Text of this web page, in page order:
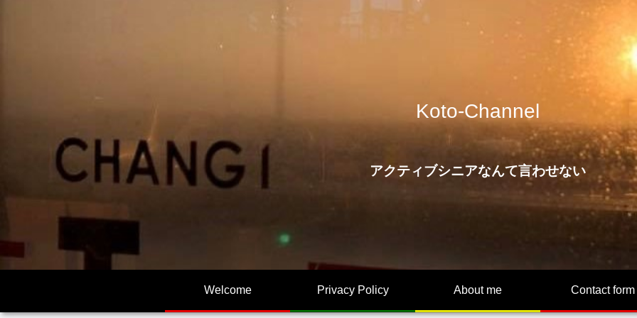
Koto-Channel
アクティブシニアなんて言わせない
Welcome Privacy Policy About me Contact form